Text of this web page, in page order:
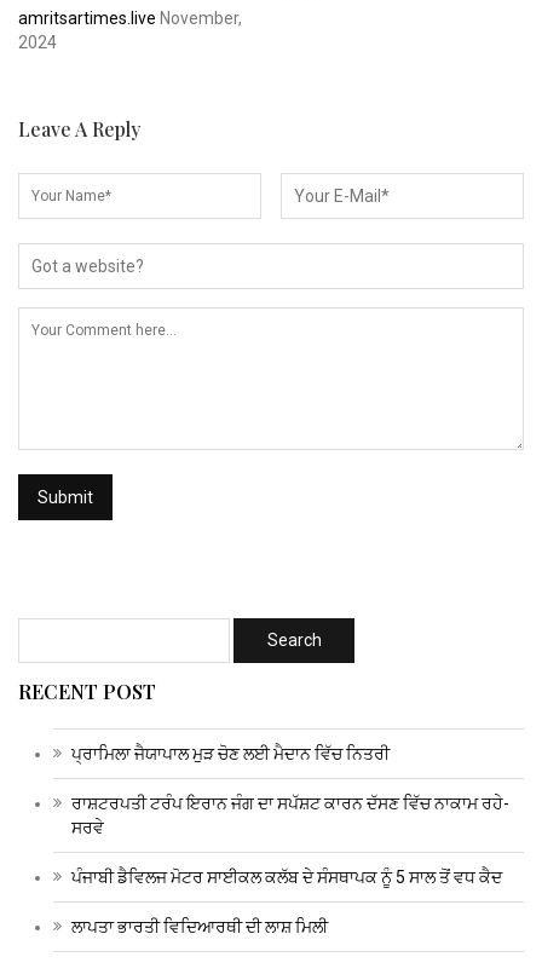
amritsartimes.live November,
2024
Leave A Reply
RECENT POST
ਪ੍ਰਾਮਿਲਾ ਜੈਯਾਪਾਲ ਮੁੜ ਚੋਣ ਲਈ ਮੈਦਾਨ ਵਿੱਚ ਨਿਤਰੀ
ਰਾਸ਼ਟਰਪਤੀ ਟਰੰਪ ਇਰਾਨ ਜੰਗ ਦਾ ਸਪੱਸ਼ਟ ਕਾਰਨ ਦੱਸਣ ਵਿੱਚ ਨਾਕਾਮ ਰਹੇ-
ਸਰਵੇ
ਪੰਜਾਬੀ ਡੈਵਿਲਜ ਮੋਟਰ ਸਾਈਕਲ ਕਲੱਬ ਦੇ ਸੰਸਥਾਪਕ ਨੂੰ 5 ਸਾਲ ਤੋਂ ਵਧ ਕੈਦ
ਲਾਪਤਾ ਭਾਰਤੀ ਵਿਦਿਆਰਥੀ ਦੀ ਲਾਸ਼ ਮਿਲੀ